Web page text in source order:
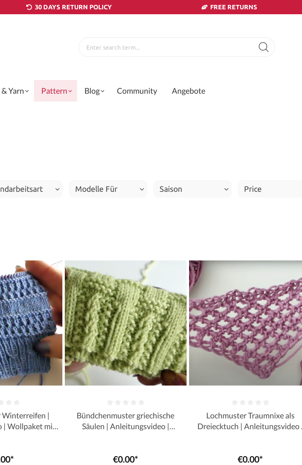
30 DAYS RETURN POLICY FREE RETURNS
Yarn Pattern Blog Community Angebote
Modelle Für Saison Price
Winterreifen |
Wollpaket mit
Bündchenmuster griechische
Säulen | Anleitungsvideo |
€0.00*
Lochmuster Traumnixe als
Dreiecktuch | Anleitungsvideo |
€0.00*